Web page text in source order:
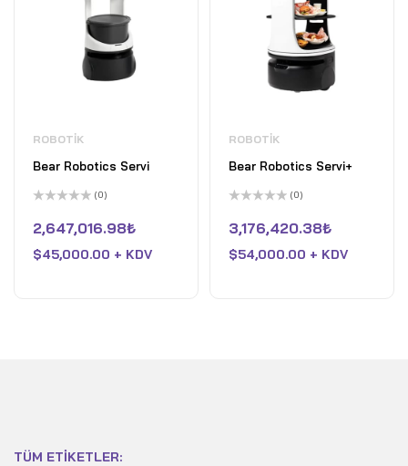
ROBOTIK
Bear Robotics Servi
üzerinden
0
aldı
(0)
2,647,016.98₺
$45,000.00 + KDV
ROBOTIK
Bear Robotics Servi+
üzerinden
0
aldı
(0)
3,176,420.38₺
$54,000.00 + KDV
TÜM ETIKETLER: